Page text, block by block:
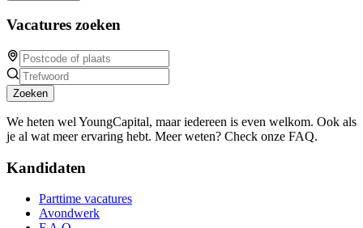
Vacatures zoeken
Zoeken
We heten wel YoungCapital, maar iedereen is even welkom. Ook als
je al wat meer ervaring hebt. Meer weten? Check onze FAQ.
Kandidaten
Parttime vacatures
Avondwerk